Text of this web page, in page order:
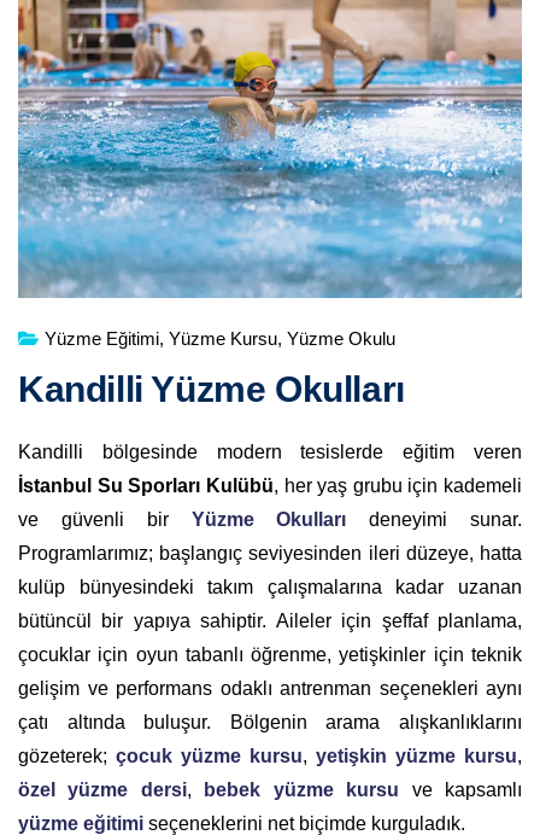
Yüzme Eğitimi, Yüzme Kursu, Yüzme Okulu
Kandilli Yüzme Okulları
Kandilli bölgesinde modern tesislerde eğitim veren
İstanbul Su Sporları Kulübü, her yaş grubu için kademeli
ve güvenli bir Yüzme Okulları deneyimi sunar.
Programlarımız; başlangıç seviyesinden ileri düzeye, hatta
kulüp bünyesindeki takım çalışmalarına kadar uzanan
bütüncül bir yapıya sahiptir. Aileler için şeffaf planlama,
çocuklar için oyun tabanlı öğrenme, yetişkinler için teknik
gelişim ve performans odaklı antrenman seçenekleri aynı
çatı altında buluşur. Bölgenin arama alışkanlıklarını
gözeterek; çocuk yüzme kursu, yetişkin yüzme kursu,
özel yüzme dersi, bebek yüzme kursu ve kapsamlı
yüzme eğitimi seçeneklerini net biçimde kurguladık.